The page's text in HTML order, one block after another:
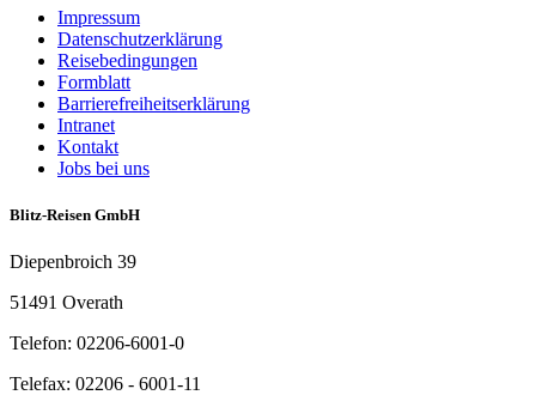
Impressum
Datenschutzerklärung
Reisebedingungen
Formblatt
Barrierefreiheitserklärung
Intranet
Kontakt
Jobs bei uns
Blitz-Reisen GmbH
Diepenbroich 39
51491 Overath
Telefon: 02206-6001-0
Telefax: 02206 - 6001-11